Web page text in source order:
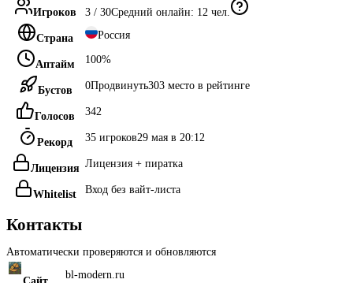
Игроков 3 / 30Средний онлайн: 12 чел.
Страна Россия
Аптайм 100%
Бустов 0Продвинуть303 место в рейтинге
Голосов 342
Рекорд 35 игроков29 мая в 20:12
Лицензия Лицензия + пиратка
Whitelist Вход без вайт-листа
Контакты
Автоматически проверяются и обновляются
bl-modern.ru